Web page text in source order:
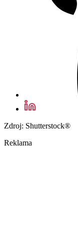
Zdroj: Shutterstock®
Reklama